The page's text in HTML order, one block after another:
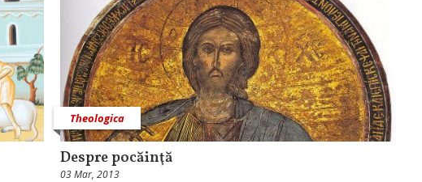
Theologica
Despre pocăinţă
03 Mar, 2013